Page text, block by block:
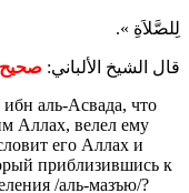
لِلصَّلاَةِ ».
قال الشيخ الألباني: صحيح
аль-Асвада, что
Аллах, велел ему
его Аллах и
приблизившись к
/аль-мазъю/?